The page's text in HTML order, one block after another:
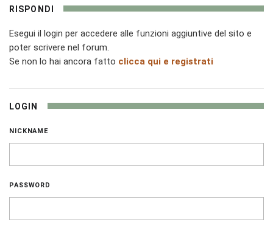
RISPONDI
Esegui il login per accedere alle funzioni aggiuntive del sito e
poter scrivere nel forum.
Se non lo hai ancora fatto clicca qui e registrati
LOGIN
NICKNAME
PASSWORD